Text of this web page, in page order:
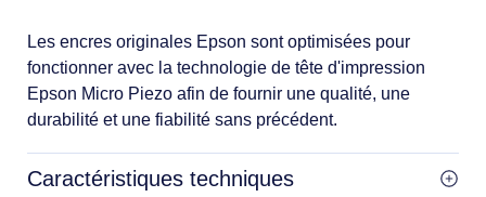
Les encres originales Epson sont optimisées pour
fonctionner avec la technologie de tête d'impression
Epson Micro Piezo afin de fournir une qualité, une
durabilité et une fiabilité sans précédent.
Caractéristiques techniques